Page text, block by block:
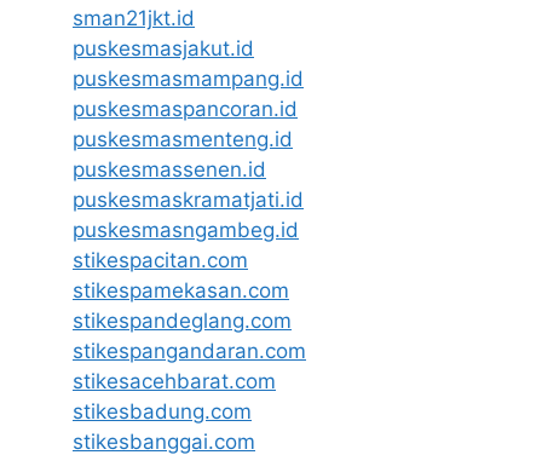
sman21jkt.id
puskesmasjakut.id
puskesmasmampang.id
puskesmaspancoran.id
puskesmasmenteng.id
puskesmassenen.id
puskesmaskramatjati.id
puskesmasngambeg.id
stikespacitan.com
stikespamekasan.com
stikespandeglang.com
stikespangandaran.com
stikesacehbarat.com
stikesbadung.com
stikesbanggai.com